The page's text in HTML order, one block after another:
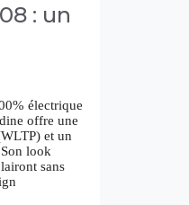
: un
électrique
offre une
et un
look
sans